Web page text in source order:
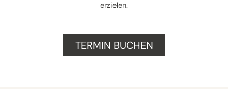
erzielen.
TERMIN BUCHEN